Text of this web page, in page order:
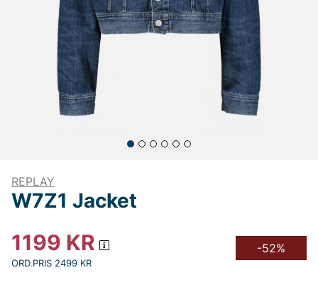
REPLAY
W7Z1 Jacket
1199 KR
ORD.PRIS 2499 KR
-52%